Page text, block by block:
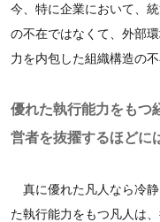
今、特に企業において、
の不在ではなくて、外部
力を内包した組織構造の
優れた執行能力をもつ
営者を抜擢するほどに
真に優れた凡人なら冷
た執行能力をもつ凡人は